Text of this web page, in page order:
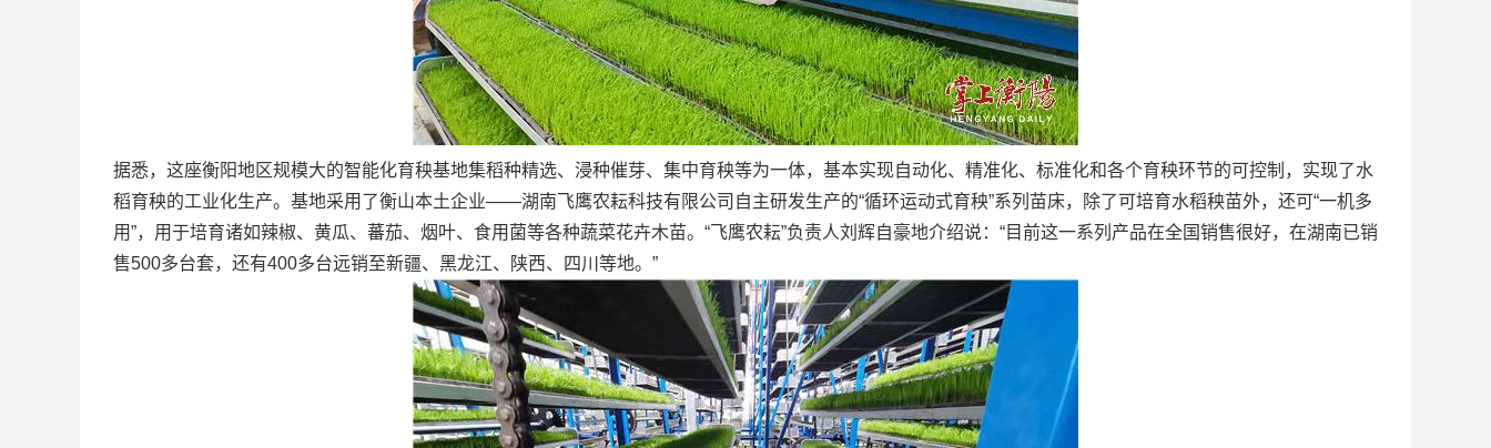
据悉，这座衡阳地区规模大的智能化育秧基地集稻种精选、浸种催芽、集中育秧等为一体，基本实现自动化、精准化、标准化和各个育秧环节的可控制，实现了水
稻育秧的工业化生产。基地采用了衡山本土企业——湖南飞鹰农耘科技有限公司自主研发生产的“循环运动式育秧”系列苗床，除了可培育水稻秧苗外，还可“一机多
用”，用于培育诸如辣椒、黄瓜、蕃茄、烟叶、食用菌等各种蔬菜花卉木苗。“飞鹰农耘”负责人刘辉自豪地介绍说：“目前这一系列产品在全国销售很好，在湖南已销
售500多台套，还有400多台远销至新疆、黑龙江、陕西、四川等地。”